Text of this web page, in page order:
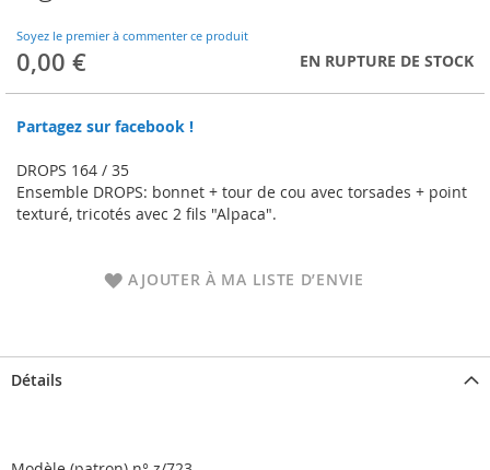
Soyez le premier à commenter ce produit
0,00 € EN RUPTURE DE STOCK
Partagez sur facebook !
DROPS 164 / 35
Ensemble DROPS: bonnet + tour de cou avec torsades + point
texturé, tricotés avec 2 fils "Alpaca".
AJOUTER À MA LISTE D’ENVIE
beginning
of
the
gallery
Détails